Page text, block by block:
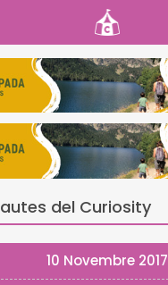
del Curiosity
10 Novembre 2017